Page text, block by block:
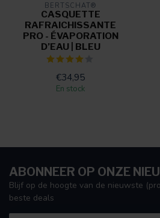
BERTSCHAT®
CASQUETTE
RAFRAICHISSANTE
PRO - ÉVAPORATION
D’EAU | BLEU
€34,95
En stock
ABONNEER OP ONZE
Blijf op de hoogte van de nieuwste
beste deals